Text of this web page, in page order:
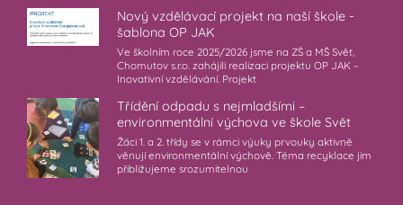
Nový vzdělávací projekt na naší škole -
šablona OP JAK
Ve školním roce 2025/2026 jsme na ZŠ a MŠ Svět,
Chomutov s.r.o. zahájili realizaci projektu OP JAK –
Inovativní vzdělávání. Projekt
Třídění odpadu s nejmladšími –
environmentální výchova ve škole Svět
Žáci 1. a 2. třídy se v rámci výuky prvouky aktivně
věnují environmentální výchově. Téma recyklace jim
přibližujeme srozumitelnou